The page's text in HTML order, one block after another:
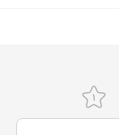
۸ تا ۱۴